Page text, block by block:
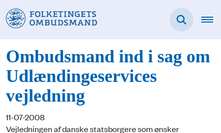
Ombudsmand ind i sag om
Udlændingeservices
vejledning
11-07-2008
Vejledningen af danske statsborgere som ønsker